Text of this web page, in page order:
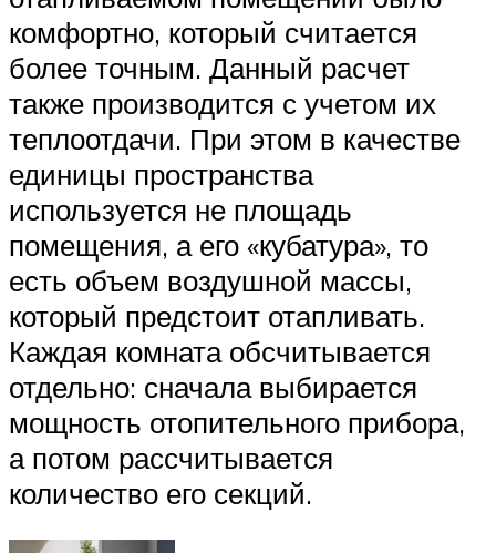
комфортно, который считается
более точным. Данный расчет
также производится с учетом их
теплоотдачи. При этом в качестве
единицы пространства
используется не площадь
помещения, а его «кубатура», то
есть объем воздушной массы,
который предстоит отапливать.
Каждая комната обсчитывается
отдельно: сначала выбирается
мощность отопительного прибора,
а потом рассчитывается
количество его секций.